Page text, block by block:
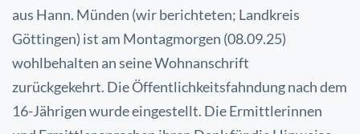
aus Hann. Münden (wir berichteten; Landkreis
Göttingen) ist am Montagmorgen (08.09.25)
wohlbehalten an seine Wohnanschrift
zurückgekehrt. Die Öffentlichkeitsfahndung nach dem
16-Jährigen wurde eingestellt. Die Ermittlerinnen